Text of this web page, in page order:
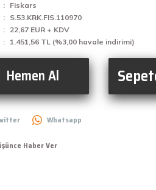
Fiskars
S.53.KRK.FIS.110970
22,67 EUR + KDV
1.451,56 TL (%3,00 havale indirimi)
Hemen Al
Whatsapp
Haber Ver